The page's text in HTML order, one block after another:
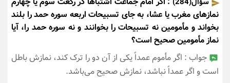
نمازهای مغرب یا عشا، به جای تسبیحات اربعه سوره حمد را بلند
بخواند و مأمومین نه تسبیحات را بخوانند و نه سوره حمد را، آیا
نماز مأمومین صحیح است؟
جواب : اگر مأموم عمداً یکی از آن دو را ترک کند، نمازش باطل
است و اگر عمداً نباشد، نمازش صحیح می‌باشد.